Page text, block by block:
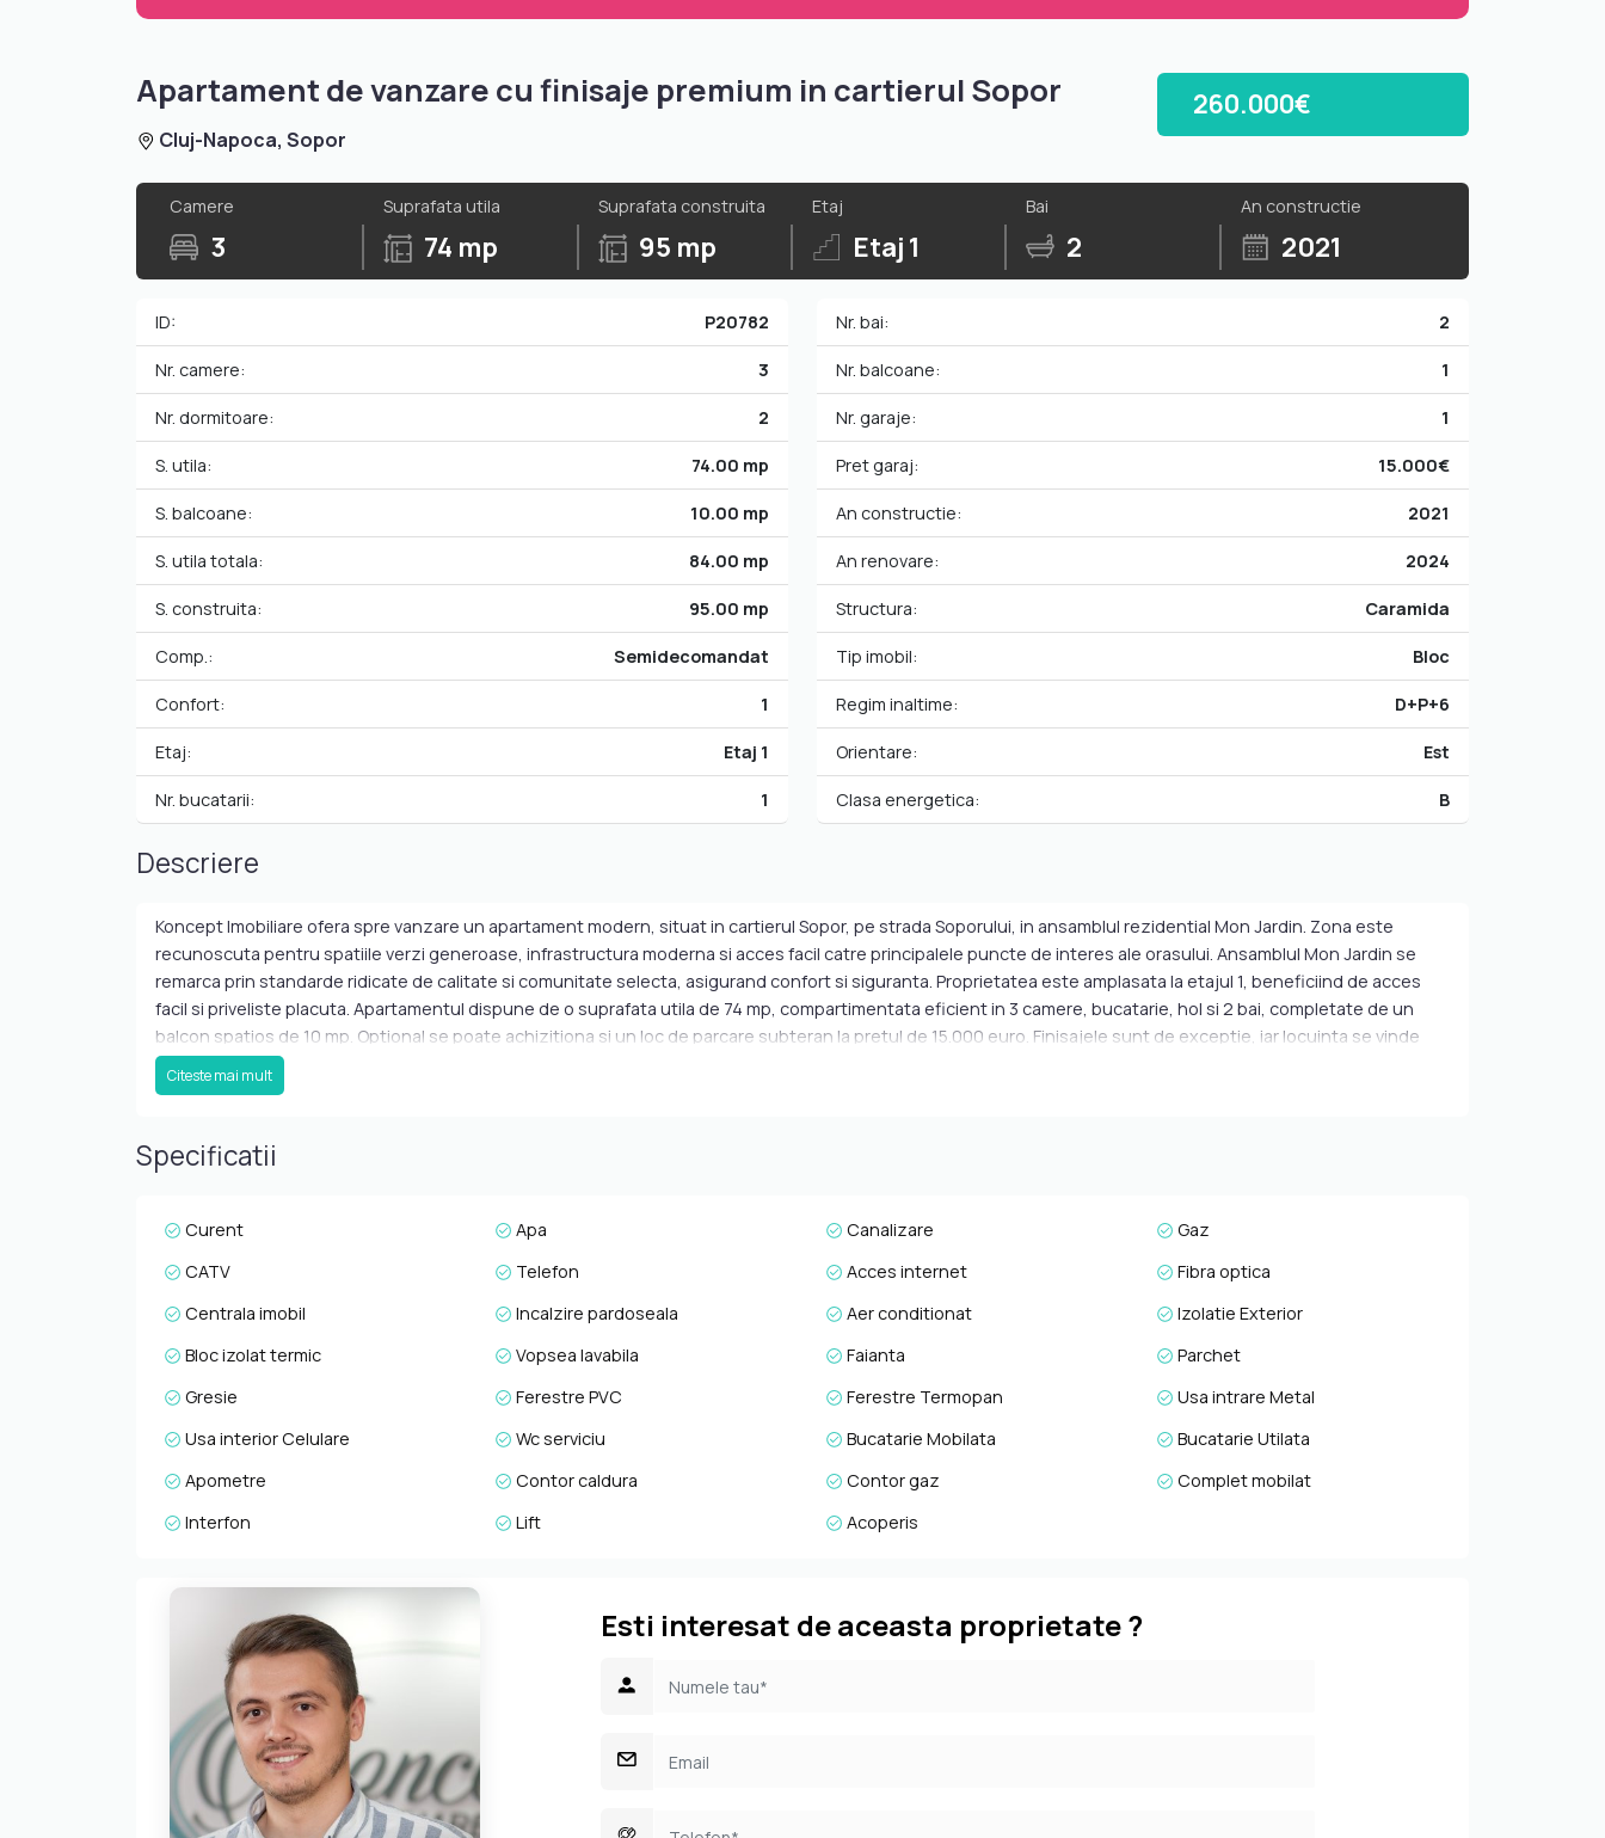
Apartament de vanzare cu finisaje premium in cartierul Sopor
Cluj-Napoca, Sopor
260.000€
Camere
3
Suprafata utila
74 mp
Suprafata construita
95 mp
Etaj
Etaj 1
Bai
2
An constructie
2021
ID: P20782
Nr. camere: 3
Nr. dormitoare: 2
S. utila: 74.00 mp
S. balcoane: 10.00 mp
S. utila totala: 84.00 mp
S. construita: 95.00 mp
Comp.: Semidecomandat
Confort: 1
Etaj: Etaj 1
Nr. bucatarii: 1
Nr. bai: 2
Nr. balcoane: 1
Nr. garaje: 1
Pret garaj: 15.000€
An constructie: 2021
An renovare: 2024
Structura: Caramida
Tip imobil: Bloc
Regim inaltime: D+P+6
Orientare: Est
Clasa energetica: B
Descriere
Koncept Imobiliare ofera spre vanzare un apartament modern, situat in cartierul Sopor, pe strada Soporului, in ansamblul rezidential Mon Jardin. Zona este
recunoscuta pentru spatiile verzi generoase, infrastructura moderna si acces facil catre principalele puncte de interes ale orasului. Ansamblul Mon Jardin se
remarca prin standarde ridicate de calitate si comunitate selecta, asigurand confort si siguranta. Proprietatea este amplasata la etajul 1, beneficiind de acces
facil si priveliste placuta. Apartamentul dispune de o suprafata utila de 74 mp, compartimentata eficient in 3 camere, bucatarie, hol si 2 bai, completate de un
balcon spatios de 10 mp. Optional se poate achizitiona si un loc de parcare subteran la pretul de 15.000 euro. Finisajele sunt de exceptie, iar locuinta se vinde
complet mobilata si utilata cu aparatura smart de ultima generatie. Incalzirea se face prin pardoseala pe toata suprafata apartamentului, cu 4 zone controlate
individual prin termostate inteligente. Apartamentul functioneaza ca un veritabil smart home, dotat cu electrocasnice performante si interconectate: frigider
Samsung, masina de spalat vase Whirlpool, robot aspirare Roborock, aparate de aer conditionat si televizoare cu functii smart, precum si alarma de incendiu
conectata la telefon. Locuinta este intr-o stare impecabila, aproape noua, fara urme de uzura. Aceasta proprietate este recomandata atat pentru o familie care
informatii complete, programarea unei vizionari sau pentru a afla oferta noastra completa va stam la dispozitie telefonic, prin e-mail sau la sediul agentiei
Citeste mai mult
Specificatii
Curent Apa Canalizare
Gaz
CATV
Telefon Acces internet
Fibra optica
Centrala imobil
Incalzire pardoseala Aer conditionat
Izolatie Exterior
Bloc izolat termic
Vopsea lavabila Faianta
Parchet
Gresie
Ferestre PVC Ferestre Termopan
Usa intrare Metal
Usa interior Celulare
Wc serviciu Bucatarie Mobilata
Bucatarie Utilata
Apometre
Contor caldura Contor gaz
Complet mobilat
Interfon
Lift Acoperis
Esti interesat de aceasta proprietate ?